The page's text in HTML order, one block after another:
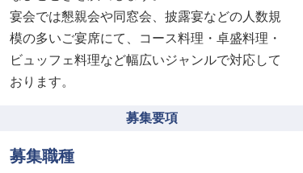
宴会では懇親会や同窓会、披露宴などの人数規
模の多いご宴席にて、コース料理・卓盛料理・
ビュッフェ料理など幅広いジャンルで対応して
おります。
募集要項
募集職種